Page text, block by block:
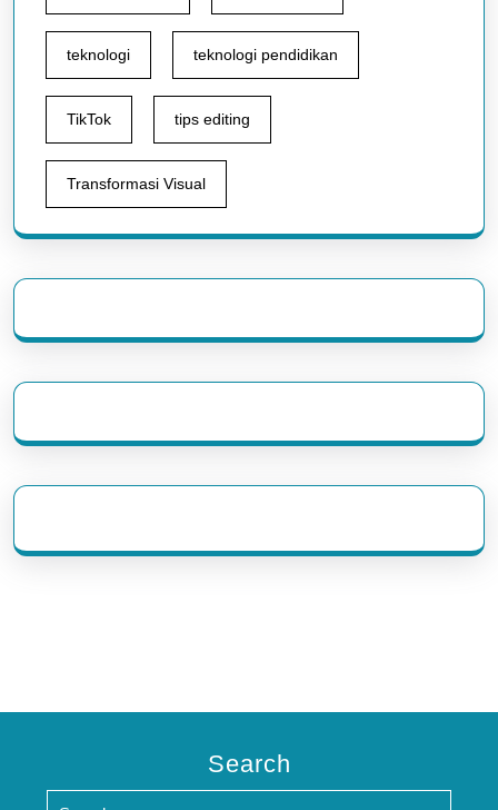
teknologi teknologi pendidikan
TikTok tips editing
Transformasi Visual
Search